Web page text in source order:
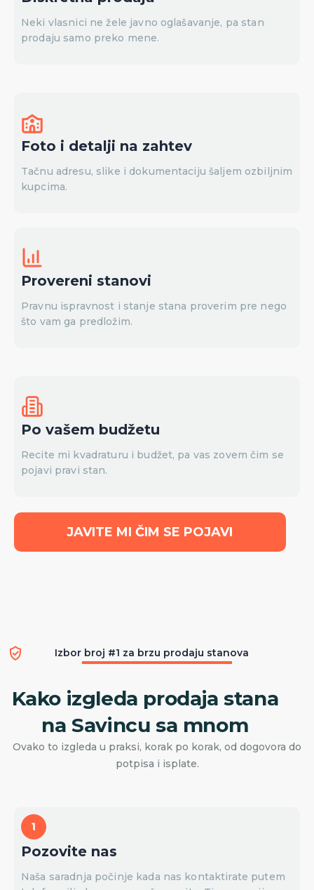
Neki vlasnici ne žele javno oglašavanje, pa stan
prodaju samo preko mene.
Foto i detalji na zahtev
Tačnu adresu, slike i dokumentaciju šaljem ozbiljnim
kupcima.
Provereni stanovi
Pravnu ispravnost i stanje stana proverim pre nego
što vam ga predložim.
Po vašem budžetu
Recite mi kvadraturu i budžet, pa vas zovem čim se
pojavi pravi stan.
JAVITE MI ČIM SE POJAVI
Izbor broj #1 za brzu prodaju stanova
Kako izgleda prodaja stana
na Savincu sa mnom
Ovako to izgleda u praksi, korak po korak, od dogovora do
potpisa i isplate.
Pozovite nas
Naša saradnja počinje kada nas kontaktirate putem